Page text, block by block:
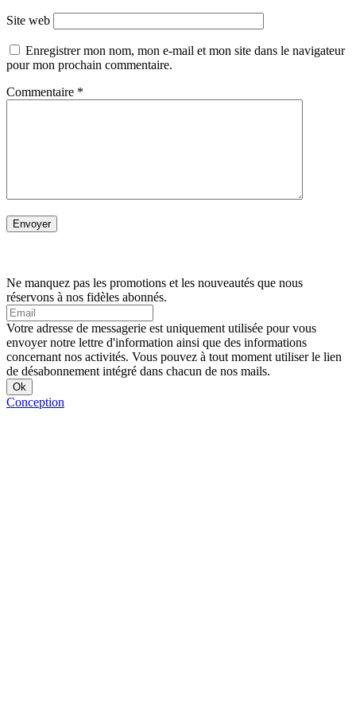
Site web
Enregistrer mon nom, mon e-mail et mon site dans le navigateur
pour mon prochain commentaire.
Commentaire *
Ne manquez pas les promotions et les nouveautés que nous
réservons à nos fidèles abonnés.
Votre adresse de messagerie est uniquement utilisée pour vous
envoyer notre lettre d'information ainsi que des informations
concernant nos activités. Vous pouvez à tout moment utiliser le lien
de désabonnement intégré dans chacun de nos mails.
Conception